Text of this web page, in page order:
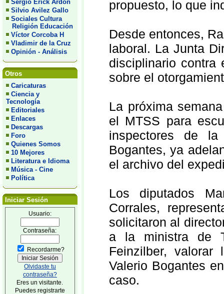
Sergio Erick Ardón
Silvio Avilez Gallo
Sociales Cultura
Religión Educación
Víctor Corcoba H
Vladimir de la Cruz
Opinión - Análisis
Otros
Caricaturas
Ciencia y
Tecnología
Editoriales
Enlaces
Descargas
Foro
Quienes Somos
10 Mejores
Literatura e Idioma
Música - Cine
Política
Iniciar Sesión
Usuario:
Contraseña:
Recordarme?
Olvidaste tu
contraseña?
Eres un visitante.
Puedes registrarte
propuesto, lo que
Desde entonces,
laboral. La Junta
disciplinario contra
sobre el
La próxima
el MTSS para
inspectores de
Bogantes, ya
el archivo del
Los diputados
Corrales,
solicitaron al
a la ministra de
Feinzilber, valorar
Valerio Bogantes
caso.